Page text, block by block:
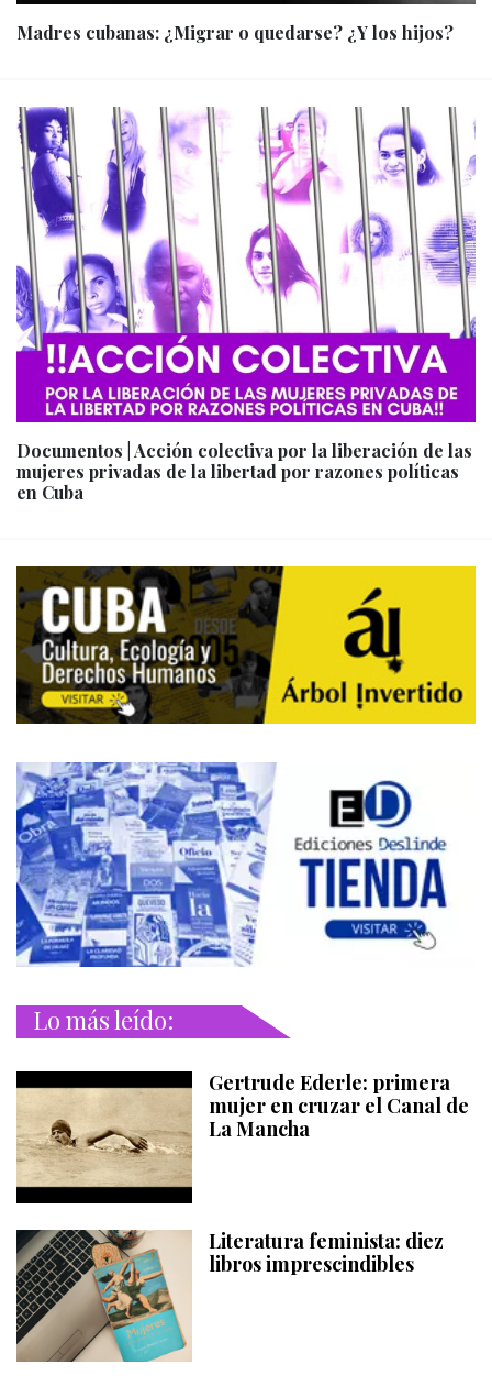
Madres cubanas: ¿Migrar o quedarse? ¿Y los hijos?
Documentos | Acción colectiva por la liberación de las
mujeres privadas de la libertad por razones políticas
en Cuba
Lo más leído:
Gertrude Ederle: primera
mujer en cruzar el Canal de
La Mancha
Literatura feminista: diez
libros imprescindibles